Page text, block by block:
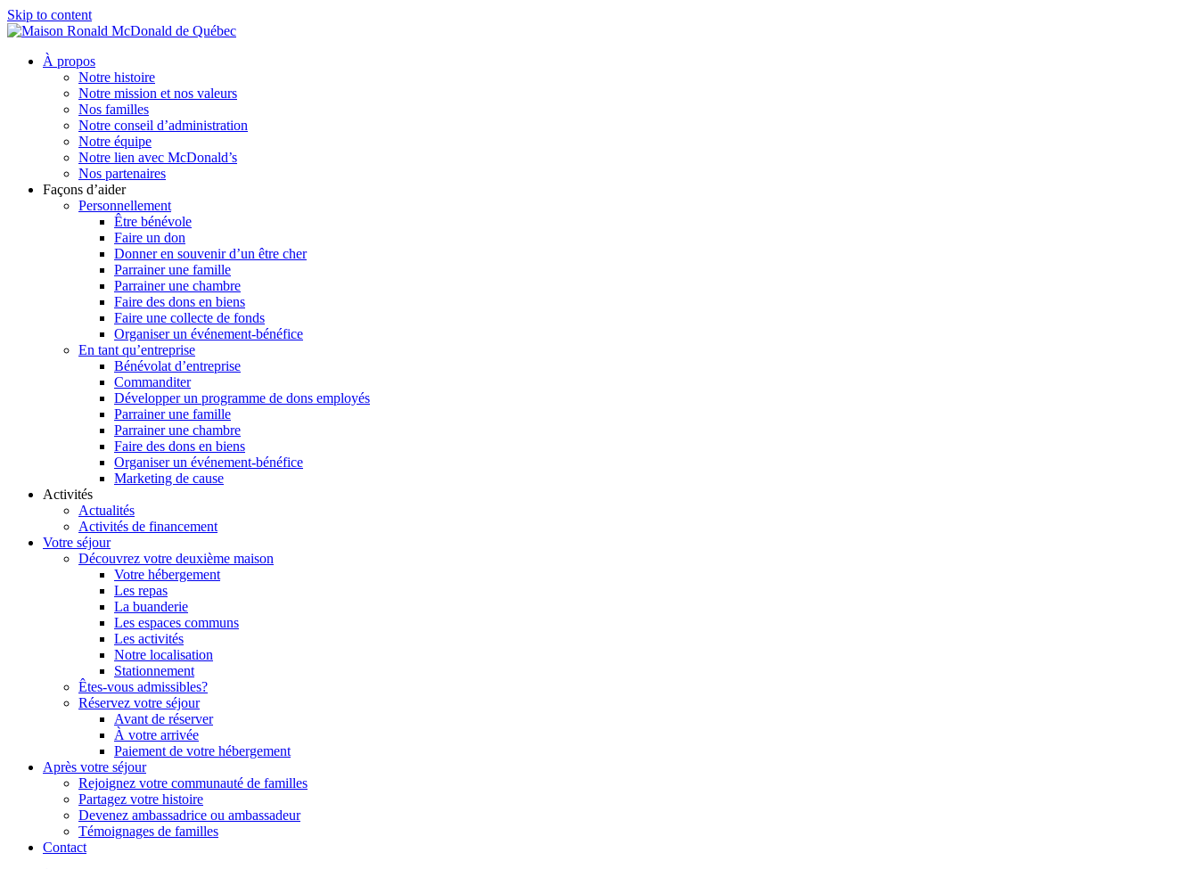
Skip to content
À propos
Notre histoire
Notre mission et nos valeurs
Nos familles
Notre conseil d’administration
Notre équipe
Notre lien avec McDonald’s
Nos partenaires
Façons d’aider
Personnellement
Être bénévole
Faire un don
Donner en souvenir d’un être cher
Parrainer une famille
Parrainer une chambre
Faire des dons en biens
Faire une collecte de fonds
Organiser un événement-bénéfice
En tant qu’entreprise
Bénévolat d’entreprise
Commanditer
Développer un programme de dons employés
Parrainer une famille
Parrainer une chambre
Faire des dons en biens
Organiser un événement-bénéfice
Marketing de cause
Activités
Actualités
Activités de financement
Votre séjour
Découvrez votre deuxième maison
Votre hébergement
Les repas
La buanderie
Les espaces communs
Les activités
Notre localisation
Stationnement
Êtes-vous admissibles?
Réservez votre séjour
Avant de réserver
À votre arrivée
Paiement de votre hébergement
Après votre séjour
Rejoignez votre communauté de familles
Partagez votre histoire
Devenez ambassadrice ou ambassadeur
Témoignages de familles
Contact